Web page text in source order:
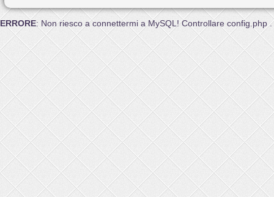
ERRORE: Non riesco a connettermi a MySQL! Controllare config.php .